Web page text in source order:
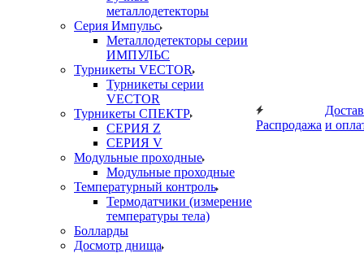
металлодетекторы
Серия Импульс
Металлодетекторы серии
ИМПУЛЬС
Турникеты VECTOR
Турникеты серии
VECTOR
Турникеты СПЕКТР
СЕРИЯ Z
СЕРИЯ V
Модульные проходные
Модульные проходные
Температурный контроль
Термодатчики (измерение
температуры тела)
Болларды
Досмотр днища
Распродажа и